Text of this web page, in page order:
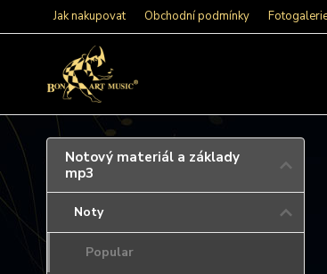
Jak nakupovat Obchodní podmínky
Notový materiál a základy
mp3
Noty
Popular